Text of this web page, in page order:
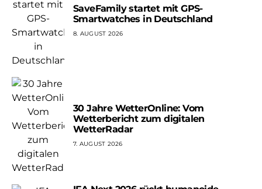
SaveFamily startet mit GPS-
Smartwatches in Deutschland
8. AUGUST 2026
30 Jahre WetterOnline: Vom
Wetterbericht zum digitalen
WetterRadar
7. AUGUST 2026